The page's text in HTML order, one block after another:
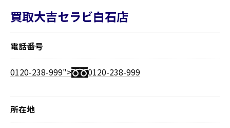
買取大吉セラビ白石店
電話番号
0120-238-999"> 0120-238-999
所在地